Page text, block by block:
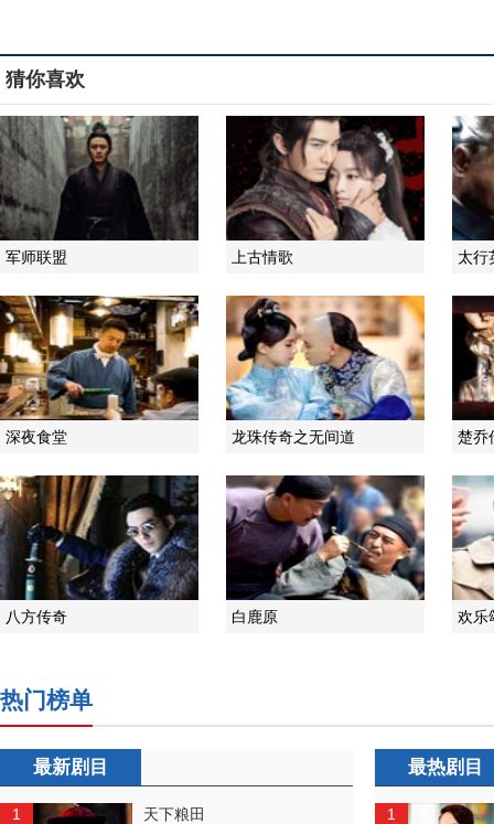
猜你喜欢
军师联盟 上古情歌 太行
深夜食堂 龙珠传奇之无间道 楚乔
八方传奇 白鹿原 欢乐
热门榜单
最新剧目
1 天下粮田
最热剧目
1